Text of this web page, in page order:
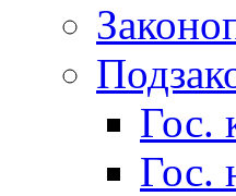
Гос.
Гос.